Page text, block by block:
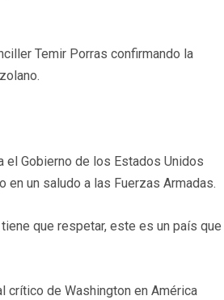
Temir Porras confirmando la
el Gobierno de los Estados Unidos
en un saludo a las Fuerzas Armadas.
que respetar, este es un país que
crítico de Washington en América